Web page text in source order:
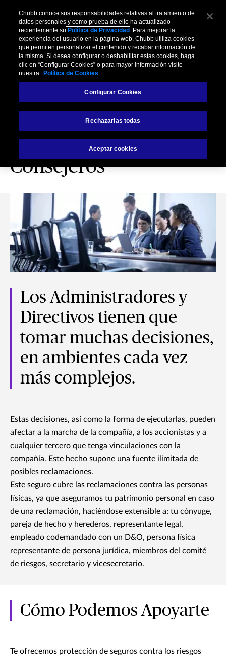
Póliza Responsabilidad
Civil de Directivos y
Consejeros
Los Administradores y
Directivos tienen que
tomar muchas decisiones,
en ambientes cada vez
más complejos.
Estas decisiones, así como la forma de ejecutarlas, pueden
afectar a la marcha de la compañía, a los accionistas y a
cualquier tercero que tenga vinculaciones con la
compañía. Este hecho supone una fuente ilimitada de
posibles reclamaciones.
Este seguro cubre las reclamaciones contra las personas
físicas, ya que aseguramos tu patrimonio personal en caso
de una reclamación, haciéndose extensible a: tu cónyuge,
pareja de hecho y herederos, representante legal,
empleado codemandado con un D&O, persona física
representante de persona jurídica, miembros del comité
de riesgos, secretario y vicesecretario.
Cómo Podemos Apoyarte
Te ofrecemos protección de seguros contra los riesgos
Chubb conoce sus responsabilidades relativas al tratamiento de
datos personales y como prueba de ello ha actualizado
recientemente su Política de Privacidad . Para mejorar la
experiencia del usuario en la página web, Chubb utiliza cookies
que permiten personalizar el contenido y recabar información de
la misma. Si desea configurar o deshabilitar estas cookies, haga
clic en “Configurar Cookies” o para mayor información visite
nuestra
Política de Cookies
Configurar Cookies
Rechazarlas todas
Aceptar cookies